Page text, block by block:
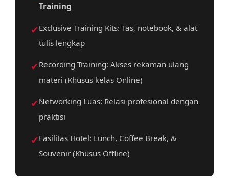
Training
✔Exclusive Training Kits: Tas, notebook, & alat
tulis lengkap
✔Recording Training: Akses rekaman ulang
materi (Khusus kelas Online)
✔Networking Luas: Relasi profesional dengan
praktisi
✔Fasilitas Hotel: Lunch, Coffee Break, &
Souvenir (Khusus Offline)